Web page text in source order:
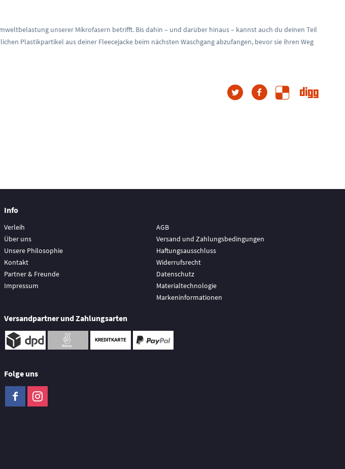
unserer Mikrofasern betrifft. Bis dahin – und darüber hinaus – kannst auch du deinen Teil
Plastikpartikel aus deiner Fleecejacke beim nächsten Waschgang abzufangen, bevor sie ihren Weg
Info
Verleih
Über uns
Unsere Philosophie
Kontakt
Partner & Freunde
Impressum
AGB
Versand und Zahlungsbedingungen
Haftungsausschluss
Widerrufsrecht
Datenschutz
Materialtechnologie
Markeninformationen
Versandpartner und Zahlungsarten
Folge uns